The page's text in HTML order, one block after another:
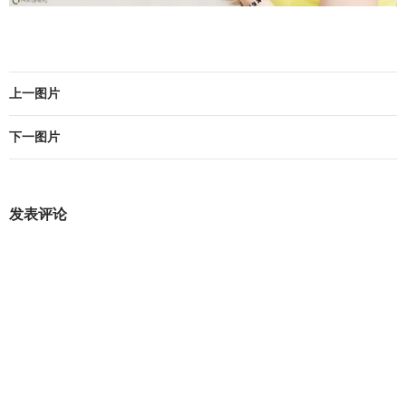
上一图片
下一图片
发表评论